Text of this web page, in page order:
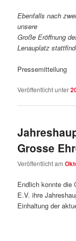
Ebenfalls nach
unsere
Große Eröffnung
Lenauplatz
Pressemitteilung
Veröffentlicht unter
Grosse
Veröffentlicht am
Endlich konnte die
E.V. ihre
Einhaltung der